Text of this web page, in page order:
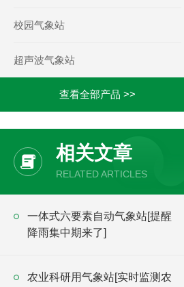
校园气象站
超声波气象站
查看全部产品 >>
相关文章
RELATED ARTICLES
一体式六要素自动气象站[提醒
降雨集中期来了]
农业科研用气象站[实时监测农